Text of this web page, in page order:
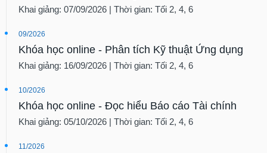
Khai giảng: 07/09/2026 | Thời gian: Tối 2, 4, 6
09/2026
Khóa học online - Phân tích Kỹ thuật Ứng dụng
Khai giảng: 16/09/2026 | Thời gian: Tối 2, 4, 6
10/2026
Khóa học online - Đọc hiểu Báo cáo Tài chính
Khai giảng: 05/10/2026 | Thời gian: Tối 2, 4, 6
11/2026